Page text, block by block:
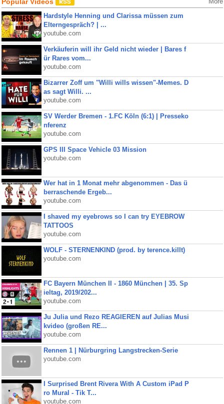
More
Hardstyle Henning und Clarissa müssen zum
Elterngespräch? | ...
youtube.com
Verkäuferin will ihr Geld nicht wieder | Bares f
ür Rares vom...
youtube.com
Bizarrer Zoff um "Willi wills wissen"-Memes. D
as sagt Willi. ...
youtube.com
SV Werder Bremen - 1.FC Köln (6:1) | Presseko
nferenz
youtube.com
GPS III Space Vehicle 03 Mission
youtube.com
Wer hat in 1 Monat mehr abgenommen - Das ü
berraschende Ergeb...
youtube.com
I shaved my eyebrows so I can try EYEBROW
TATTOOS
youtube.com
WOLF - STERNENKIND (prod. by terence.killt)
youtube.com
FC Bayern München II - 1860 München | 35. Sp
ieltag, 2019/202...
youtube.com
Ju Julia und Rezo REAGIEREN auf Julias Musi
kvideo (großen RE...
youtube.com
Rennen 1 | Nürburgring Langstrecken-Serie
youtube.com
I Surprised Brent Rivera With A Custom iPad P
ro Mural - Tik T...
youtube.com